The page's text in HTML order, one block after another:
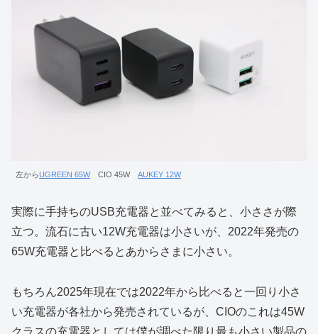
左からUGREEN 65WCIO 45W AUKEY 12W
実際に手持ちのUSB充電器と並べてみると、小ささが際
立つ。流石に古い12W充電器は小さいが、2022年発売の
65W充電器と比べるとあからさまに小さい。
もちろん2025年現在では2022年から比べると一回り小さ
い充電器が各社から発売されているが、CIOのこれは45W
クラスの充電器としては僕が調べた限り最も小さい製品の